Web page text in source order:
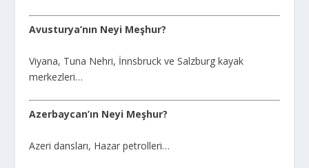
Avusturya’nın Neyi Meşhur?
Viyana, Tuna Nehri, İnnsbruck ve Salzburg kayak
merkezleri…
Azerbaycan’ın Neyi Meşhur?
Azeri dansları, Hazar petrolleri…